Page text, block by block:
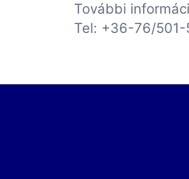
További
Tel: +36-76/501-